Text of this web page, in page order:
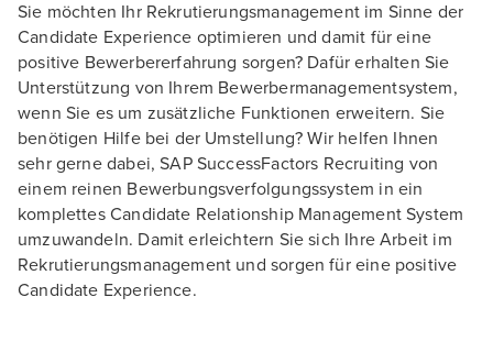
Sie möchten Ihr Rekrutierungsmanagement im Sinne der
Candidate Experience optimieren und damit für eine
positive Bewerbererfahrung sorgen? Dafür erhalten Sie
Unterstützung von Ihrem Bewerbermanagementsystem,
wenn Sie es um zusätzliche Funktionen erweitern. Sie
benötigen Hilfe bei der Umstellung? Wir helfen Ihnen
sehr gerne dabei, SAP SuccessFactors Recruiting von
einem reinen Bewerbungsverfolgungssystem in ein
komplettes Candidate Relationship Management System
umzuwandeln. Damit erleichtern Sie sich Ihre Arbeit im
Rekrutierungsmanagement und sorgen für eine positive
Candidate Experience.